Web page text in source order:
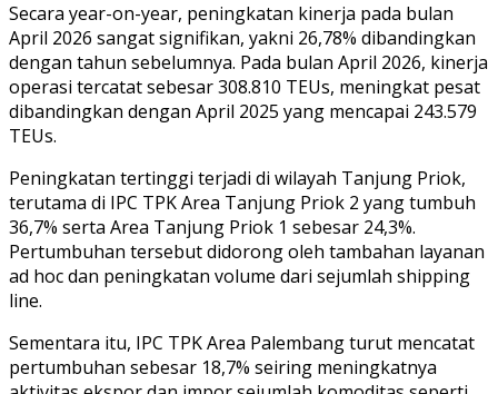
Secara year-on-year, peningkatan kinerja pada bulan
April 2026 sangat signifikan, yakni 26,78% dibandingkan
dengan tahun sebelumnya. Pada bulan April 2026, kinerja
operasi tercatat sebesar 308.810 TEUs, meningkat pesat
dibandingkan dengan April 2025 yang mencapai 243.579
TEUs.
Peningkatan tertinggi terjadi di wilayah Tanjung Priok,
terutama di IPC TPK Area Tanjung Priok 2 yang tumbuh
36,7% serta Area Tanjung Priok 1 sebesar 24,3%.
Pertumbuhan tersebut didorong oleh tambahan layanan
ad hoc dan peningkatan volume dari sejumlah shipping
line.
Sementara itu, IPC TPK Area Palembang turut mencatat
pertumbuhan sebesar 18,7% seiring meningkatnya